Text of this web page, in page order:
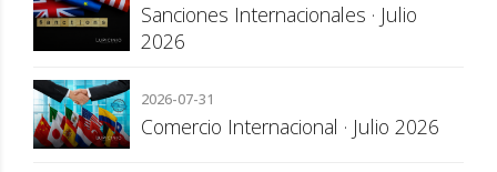
Sanciones Internacionales · Julio
2026
2026-07-31
Comercio Internacional · Julio 2026